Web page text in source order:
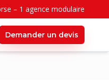
– 1 agence modulaire
Demander un devis